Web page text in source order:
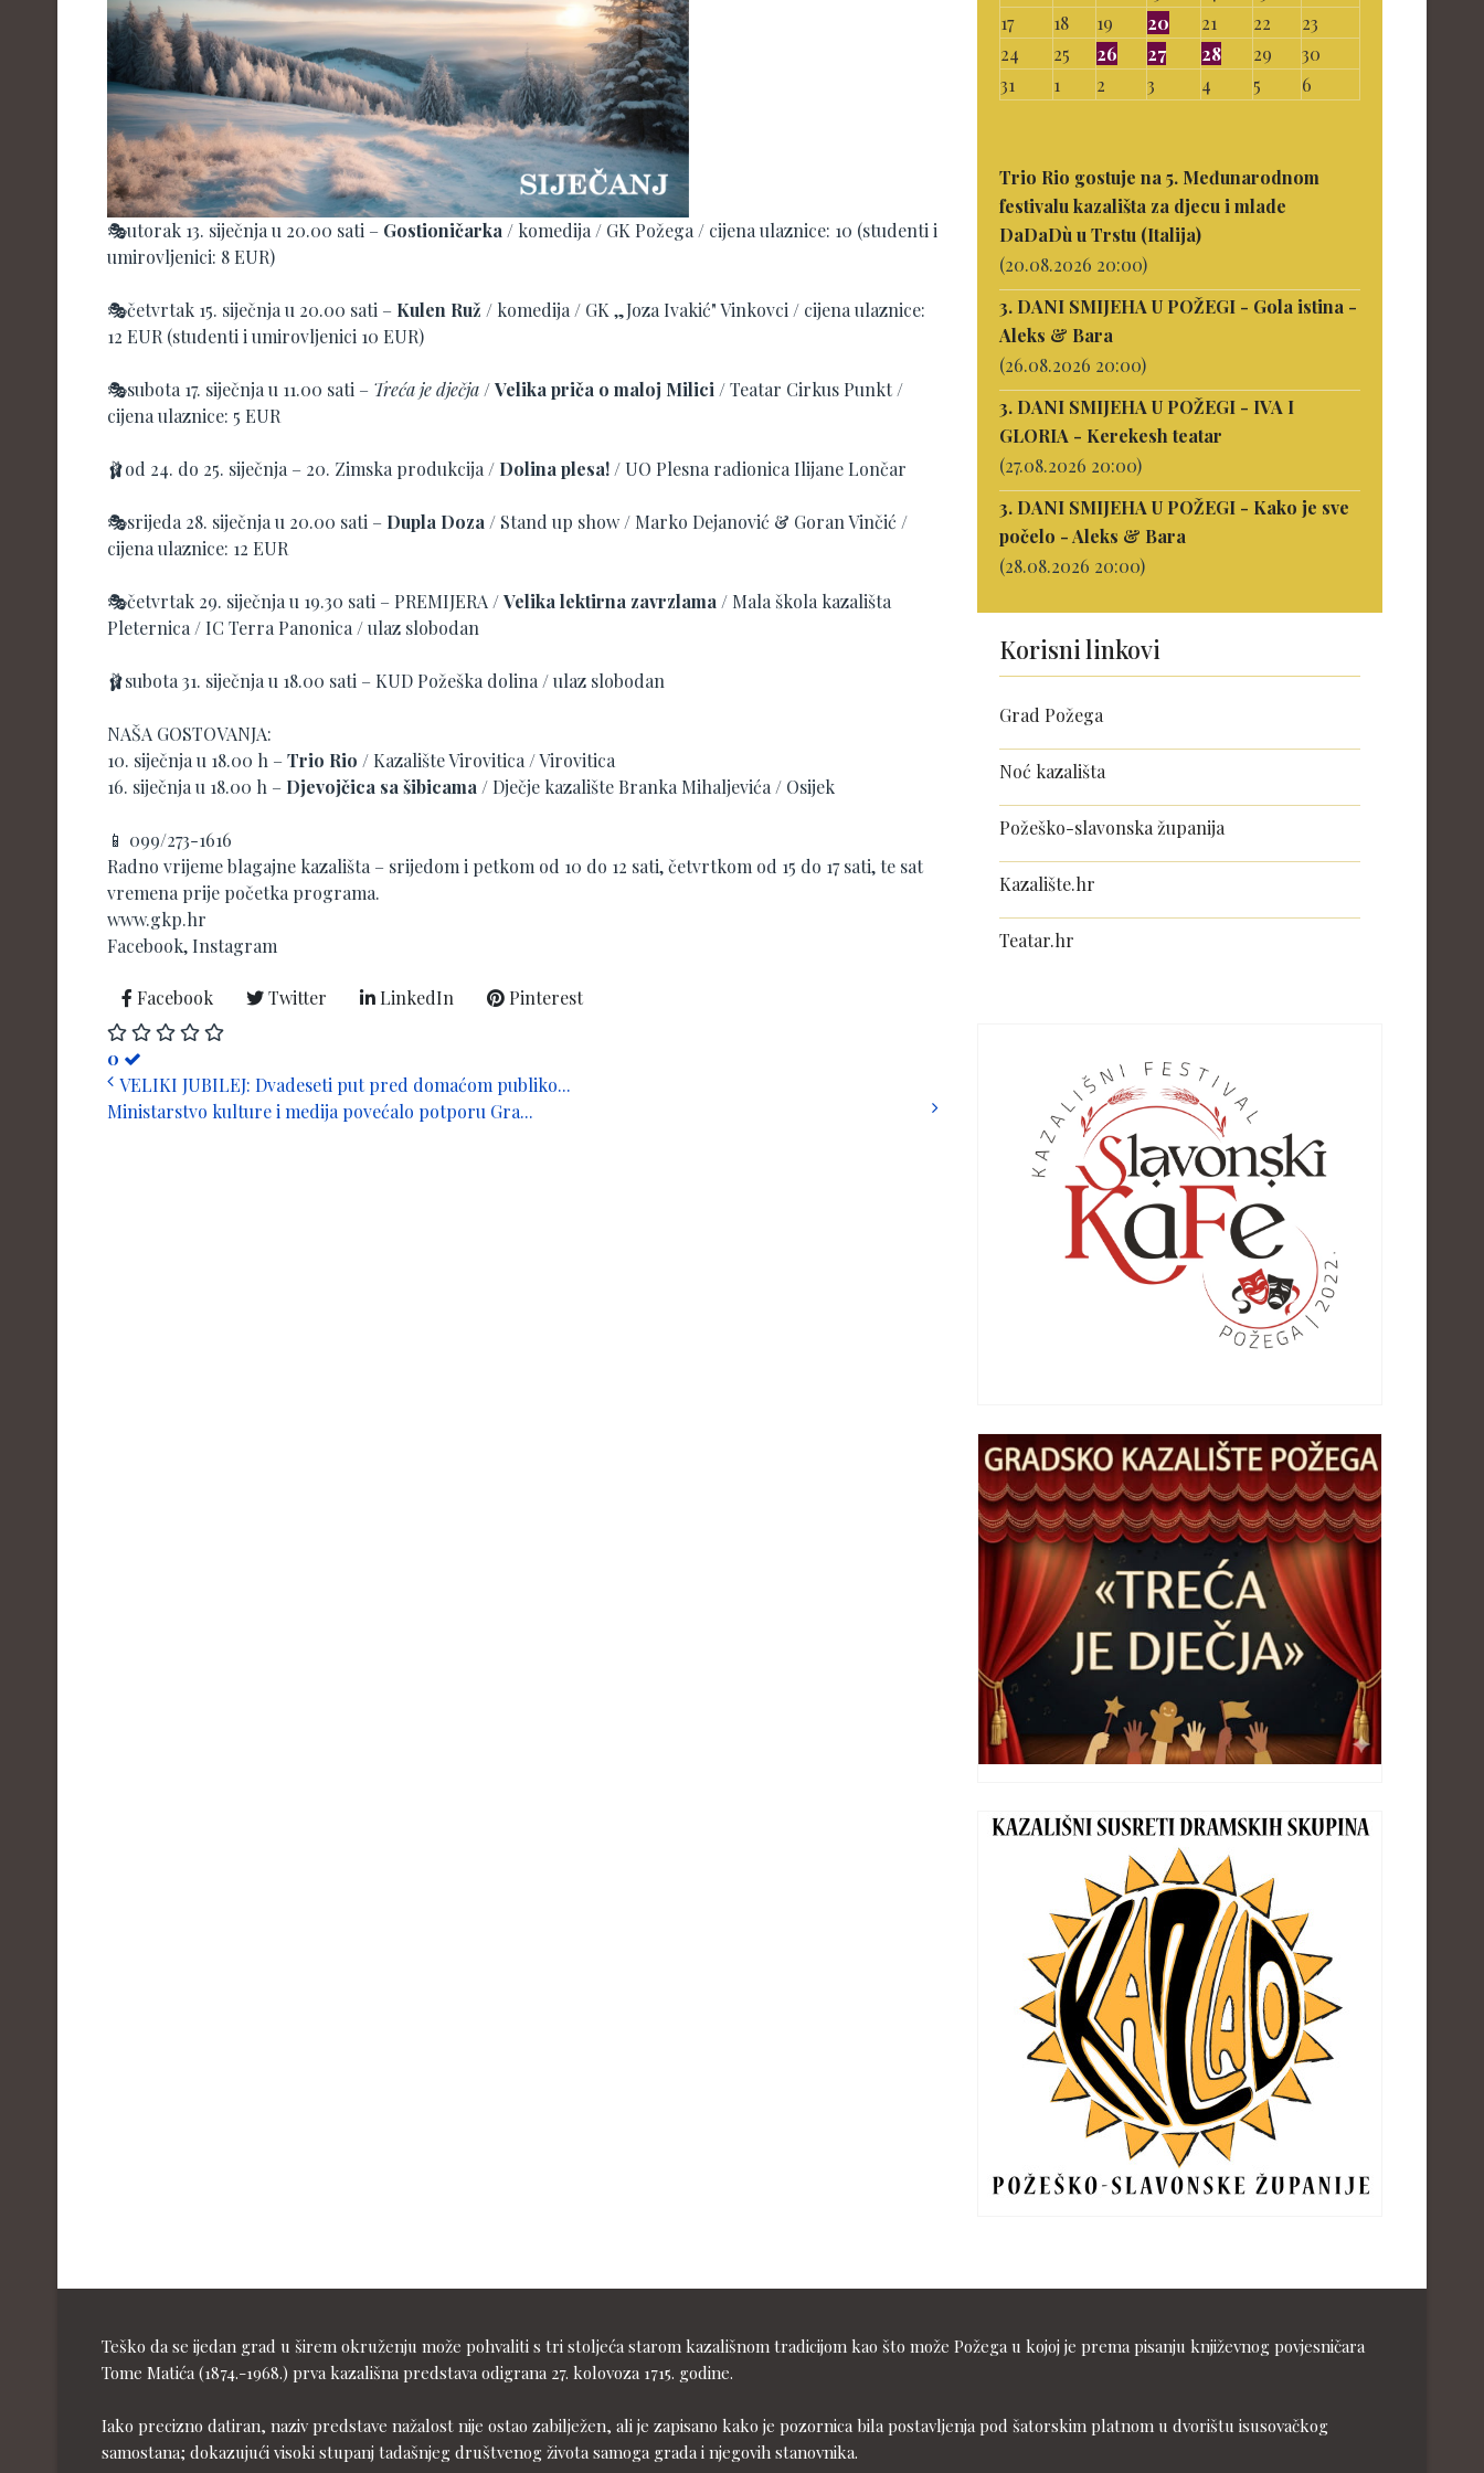
🎭utorak 13. siječnja u 20.00 sati – Gostioničarka/ komedija / GK Požega / cijena ulaznice: 10 (studenti i
umirovljenici: 8 EUR)
🎭četvrtak 15. siječnja u 20.00 sati – Kulen Ruž / komedija / GK „Joza Ivakić" Vinkovci / cijena ulaznice:
12 EUR (studenti i umirovljenici 10 EUR)
🎭subota 17. siječnja u 11.00 sati – Treća je dječja/Velika priča o maloj Milici/ Teatar Cirkus Punkt /
cijena ulaznice: 5 EUR
🩰od 24. do 25. siječnja – 20. Zimska produkcija / Dolina plesa!/ UO Plesna radionica Ilijane Lončar
🎭srijeda 28. siječnja u 20.00 sati – Dupla Doza/ Stand up show / Marko Dejanović & Goran Vinčić /
cijena ulaznice: 12 EUR
🎭četvrtak 29. siječnja u 19.30 sati – PREMIJERA /Velika lektirna zavrzlama/ Mala škola kazališta
Pleternica / IC Terra Panonica / ulaz slobodan
🩰subota 31. siječnja u 18.00 sati – KUD Požeška dolina / ulaz slobodan
NAŠA GOSTOVANJA:
10. siječnja u 18.00 h –Trio Rio / Kazalište Virovitica / Virovitica
16. siječnja u 18.00 h – Djevojčica sa šibicama/ Dječje kazalište Branka Mihaljevića / Osijek
📱 099/273-1616
Radno vrijeme blagajne kazališta – srijedom i petkom od 10 do 12 sati, četvrtkom od 15 do 17 sati, te sat
vremena prije početka programa.
www.gkp.hr
Facebook, Instagram
Facebook Twitter LinkedIn Pinterest
0
VELIKI JUBILEJ: Dvadeseti put pred domaćom publiko...
Ministarstvo kulture i medija povećalo potporu Gra...
17
18 19 20 21 22
23
24
25 26 27 28 29
30
31
1 2 3 4 5 6
Trio Rio gostuje na 5. Međunarodnom
festivalu kazališta za djecu i mlade
DaDaDù u Trstu (Italija)
(20.08.2026 20:00)
3. DANI SMIJEHA U POŽEGI - Gola istina -
Aleks & Bara
(26.08.2026 20:00)
3. DANI SMIJEHA U POŽEGI - IVA I
GLORIA - Kerekesh teatar
(27.08.2026 20:00)
3. DANI SMIJEHA U POŽEGI - Kako je sve
počelo - Aleks & Bara
(28.08.2026 20:00)
Korisni linkovi
Grad Požega
Noć kazališta
Požeško-slavonska županija
Kazalište.hr
Teatar.hr
Teško da se ijedan grad u širem okruženju može pohvaliti s tri stoljeća starom kazališnom tradicijom kao što može Požega u kojoj je prema pisanju književnog povjesničara
Tome Matića (1874.-1968.) prva kazališna predstava odigrana 27. kolovoza 1715. godine.
Iako precizno datiran, naziv predstave nažalost nije ostao zabilježen, ali je zapisano kako je pozornica bila postavljenja pod šatorskim platnom u dvorištu isusovačkog
samostana; dokazujući visoki stupanj tadašnjeg društvenog života samoga grada i njegovih stanovnika.